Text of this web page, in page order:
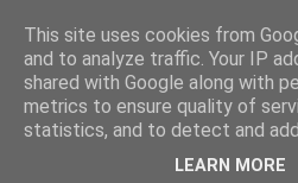
Hranické listy
This site uses cookies from
and to analyze traffic. Your IP
shared with Google along with
metrics to ensure quality of
statistics, and to detect and
LEARN MORE